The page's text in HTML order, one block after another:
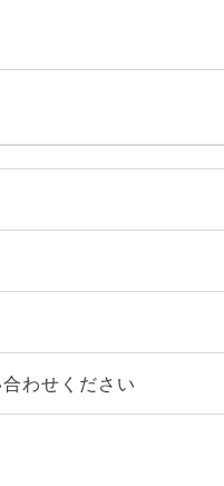
わせください